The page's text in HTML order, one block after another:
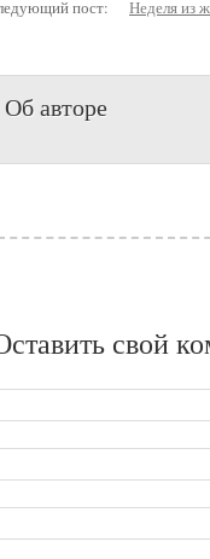
пост: Неделя из
Об авторе
свой